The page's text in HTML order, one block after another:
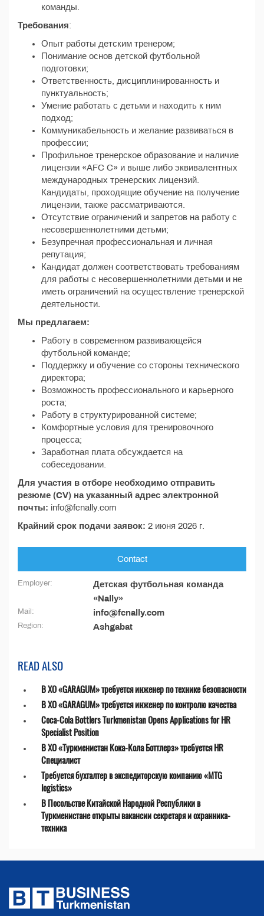
команды.
Требования:
Опыт работы детским тренером;
Понимание основ детской футбольной
подготовки;
Ответственность, дисциплинированность и
пунктуальность;
Умение работать с детьми и находить к ним
подход;
Коммуникабельность и желание развиваться в
профессии;
Профильное тренерское образование и наличие
лицензии «AFC C» и выше либо эквивалентных
международных тренерских лицензий.
Кандидаты, проходящие обучение на получение
лицензии, также рассматриваются.
Отсутствие ограничений и запретов на работу с
несовершеннолетними детьми;
Безупречная профессиональная и личная
репутация;
Кандидат должен соответствовать требованиям
для работы с несовершеннолетними детьми и не
иметь ограничений на осуществление тренерской
деятельности.
Мы предлагаем:
Работу в современном развивающейся
футбольной команде;
Поддержку и обучение со стороны технического
директора;
Возможность профессионального и карьерного
роста;
Работу в структурированной системе;
Комфортные условия для тренировочного
процесса;
Заработная плата обсуждается на
собеседовании.
Для участия в отборе необходимо отправить
резюме (CV) на указанный адрес электронной
почты: info@fcnally.com
Крайний срок подачи заявок: 2 июня 2026 г.
Contact
Employer:
Детская футбольная команда
«Nally»
Mail: info@fcnally.com
Region: Ashgabat
READ ALSO
В ХО «GARAGUM» требуется инженер по технике безопасности
В ХО «GARAGUM» требуется инженер по контролю качества
Coca-Cola Bottlers Turkmenistan Opens Applications for HR
Specialist Position
В ХО «Туркменистан Кока-Кола Боттлерз» требуется HR
Специалист
Требуется бухгалтер в экспедиторскую компанию «MTG
logistics»
В Посольстве Китайской Народной Республики в
Туркменистане открыты вакансии секретаря и охранника-
техника